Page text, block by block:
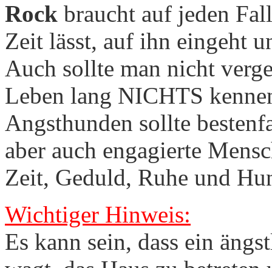
Rock braucht auf jeden
Zeit lässt, auf ihn eingeht
Auch sollte man nicht
Leben lang NICHTS
Angsthunden sollte
aber auch engagierte
Zeit, Geduld, Ruhe und
Wichtiger Hinweis:
Es kann sein, dass ein